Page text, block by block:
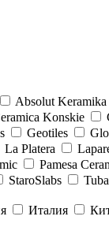
Absolut Keramika
Konskie
Geotiles
La Platera
Pamesa
StaroSlabs
Италия